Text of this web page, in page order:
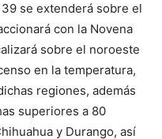
se extenderá sobre el
con la Novena
sobre el noroeste
en la temperatura,
regiones, además
superiores a 80
y Durango, así